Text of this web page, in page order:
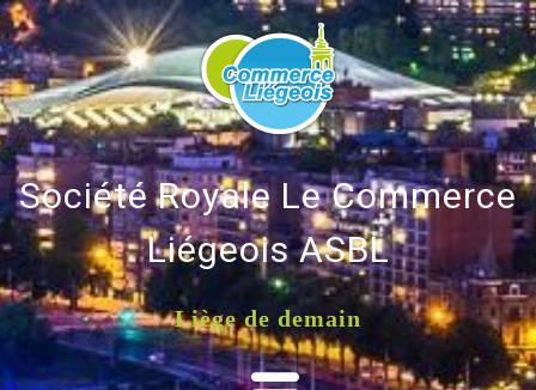
Société Royale Le Commerce
Liégeois ASBL
Liège de demain